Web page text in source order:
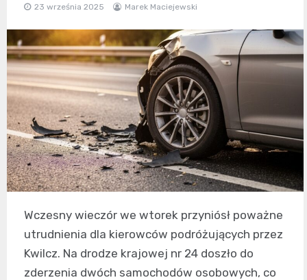
23 września 2025 Marek Maciejewski
Wczesny wieczór we wtorek przyniósł poważne
utrudnienia dla kierowców podróżujących przez
Kwilcz. Na drodze krajowej nr 24 doszło do
zderzenia dwóch samochodów osobowych, co